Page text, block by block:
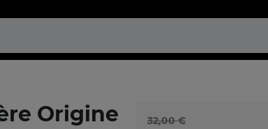
Origine 32,00 €